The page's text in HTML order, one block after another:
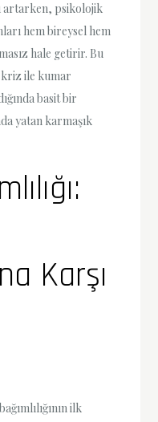
artarken, psikolojik
hem bireysel hem
hale getirir. Bu
kriz ile kumar
basit bir
yatan karmaşık
Karşı
ilk